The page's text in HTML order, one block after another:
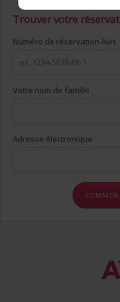
Trouver votre
Numéro de réservation Avis
Votre nom de famille
Adresse électronique